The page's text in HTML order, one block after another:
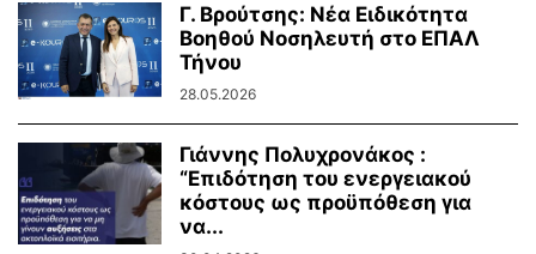
Γ. Βρούτσης: Νέα Ειδικότητα
Βοηθού Νοσηλευτή στο ΕΠΑΛ
Τήνου
28.05.2026
Γιάννης Πολυχρονάκος :
“Επιδότηση του ενεργειακού
κόστους ως προϋπόθεση για
να...